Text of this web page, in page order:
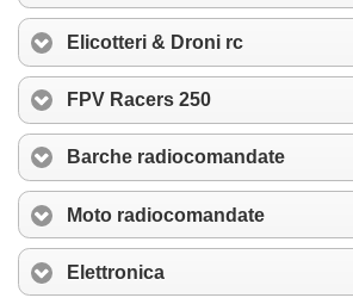
Elicotteri & Droni rc
FPV Racers 250
Barche radiocomandate
Moto radiocomandate
Elettronica